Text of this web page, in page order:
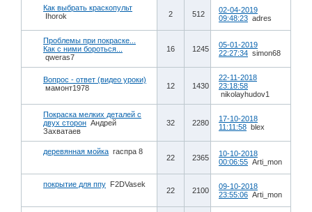
Как выбрать краскопульт
Ihorok
2 512
02-04-2019
09:48:23 adres
Проблемы при покраске...
Как с ними бороться...
qweras7
16 1245
05-01-2019
22:27:34 simon68
Вопрос - ответ (видео уроки)
мамонт1978
12 1430
22-11-2018
23:18:58
nikolayhudov1
Покраска мелких деталей с
двух сторон Андрей
Захватаев
32 2280
17-10-2018
11:11:58 blex
деревянная мойка гаспра 8
22 2365
10-10-2018
00:06:55 Arti_mon
покрытие для ппу F2DVasek
22 2100
09-10-2018
23:55:06 Arti_mon